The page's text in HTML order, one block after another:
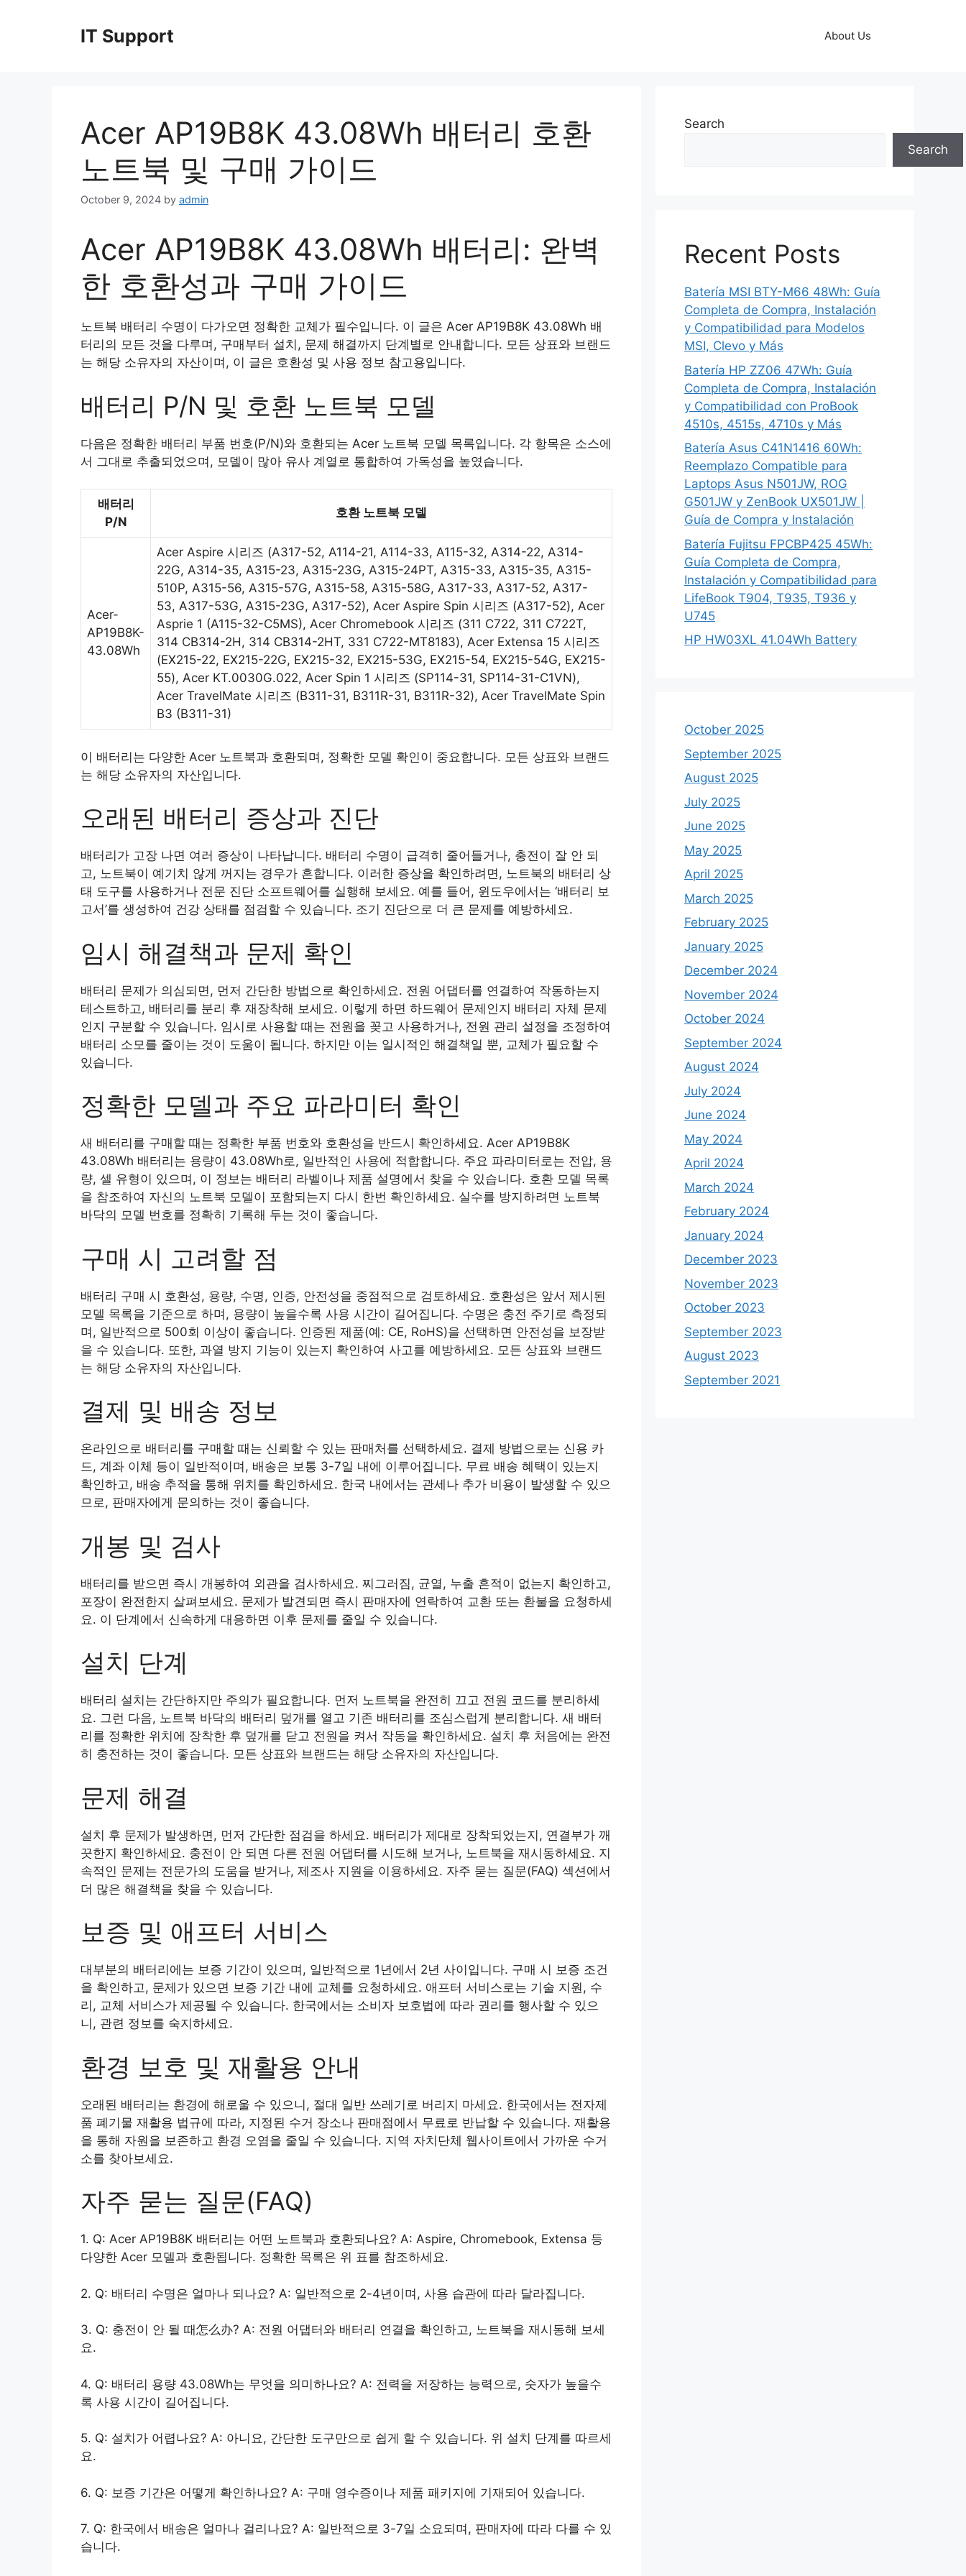
IT Support About Us
Acer AP19B8K 43.08Wh 배터리 호환
노트북 및 구매 가이드
October 9, 2024 by admin
Acer AP19B8K 43.08Wh 배터리: 완벽
한 호환성과 구매 가이드
노트북 배터리 수명이 다가오면 정확한 교체가 필수입니다. 이 글은 Acer AP19B8K 43.08Wh 배
터리의 모든 것을 다루며, 구매부터 설치, 문제 해결까지 단계별로 안내합니다. 모든 상표와 브랜드
는 해당 소유자의 자산이며, 이 글은 호환성 및 사용 정보 참고용입니다.
배터리 P/N 및 호환 노트북 모델
다음은 정확한 배터리 부품 번호(P/N)와 호환되는 Acer 노트북 모델 목록입니다. 각 항목은 소스에
서 그대로 추출되었으며, 모델이 많아 유사 계열로 통합하여 가독성을 높였습니다.
배터리
P/N
호환 노트북 모델
Acer-
AP19B8K-
43.08Wh
Acer Aspire 시리즈 (A317-52, A114-21, A114-33, A115-32, A314-22, A314-
22G, A314-35, A315-23, A315-23G, A315-24PT, A315-33, A315-35, A315-
510P, A315-56, A315-57G, A315-58, A315-58G, A317-33, A317-52, A317-
53, A317-53G, A315-23G, A317-52), Acer Aspire Spin 시리즈 (A317-52), Acer
Asprie 1 (A115-32-C5MS), Acer Chromebook 시리즈 (311 C722, 311 C722T,
314 CB314-2H, 314 CB314-2HT, 331 C722-MT8183), Acer Extensa 15 시리즈
(EX215-22, EX215-22G, EX215-32, EX215-53G, EX215-54, EX215-54G, EX215-
55), Acer KT.0030G.022, Acer Spin 1 시리즈 (SP114-31, SP114-31-C1VN),
Acer TravelMate 시리즈 (B311-31, B311R-31, B311R-32), Acer TravelMate Spin
B3 (B311-31)
이 배터리는 다양한 Acer 노트북과 호환되며, 정확한 모델 확인이 중요합니다. 모든 상표와 브랜드
는 해당 소유자의 자산입니다.
오래된 배터리 증상과 진단
배터리가 고장 나면 여러 증상이 나타납니다. 배터리 수명이 급격히 줄어들거나, 충전이 잘 안 되
고, 노트북이 예기치 않게 꺼지는 경우가 흔합니다. 이러한 증상을 확인하려면, 노트북의 배터리 상
태 도구를 사용하거나 전문 진단 소프트웨어를 실행해 보세요. 예를 들어, 윈도우에서는 ‘배터리 보
고서’를 생성하여 건강 상태를 점검할 수 있습니다. 조기 진단으로 더 큰 문제를 예방하세요.
임시 해결책과 문제 확인
배터리 문제가 의심되면, 먼저 간단한 방법으로 확인하세요. 전원 어댑터를 연결하여 작동하는지
테스트하고, 배터리를 분리 후 재장착해 보세요. 이렇게 하면 하드웨어 문제인지 배터리 자체 문제
인지 구분할 수 있습니다. 임시로 사용할 때는 전원을 꽂고 사용하거나, 전원 관리 설정을 조정하여
배터리 소모를 줄이는 것이 도움이 됩니다. 하지만 이는 일시적인 해결책일 뿐, 교체가 필요할 수
있습니다.
정확한 모델과 주요 파라미터 확인
새 배터리를 구매할 때는 정확한 부품 번호와 호환성을 반드시 확인하세요. Acer AP19B8K
43.08Wh 배터리는 용량이 43.08Wh로, 일반적인 사용에 적합합니다. 주요 파라미터로는 전압, 용
량, 셀 유형이 있으며, 이 정보는 배터리 라벨이나 제품 설명에서 찾을 수 있습니다. 호환 모델 목록
을 참조하여 자신의 노트북 모델이 포함되는지 다시 한번 확인하세요. 실수를 방지하려면 노트북
바닥의 모델 번호를 정확히 기록해 두는 것이 좋습니다.
구매 시 고려할 점
배터리 구매 시 호환성, 용량, 수명, 인증, 안전성을 중점적으로 검토하세요. 호환성은 앞서 제시된
모델 목록을 기준으로 하며, 용량이 높을수록 사용 시간이 길어집니다. 수명은 충전 주기로 측정되
며, 일반적으로 500회 이상이 좋습니다. 인증된 제품(예: CE, RoHS)을 선택하면 안전성을 보장받
을 수 있습니다. 또한, 과열 방지 기능이 있는지 확인하여 사고를 예방하세요. 모든 상표와 브랜드
는 해당 소유자의 자산입니다.
결제 및 배송 정보
온라인으로 배터리를 구매할 때는 신뢰할 수 있는 판매처를 선택하세요. 결제 방법으로는 신용 카
드, 계좌 이체 등이 일반적이며, 배송은 보통 3-7일 내에 이루어집니다. 무료 배송 혜택이 있는지
확인하고, 배송 추적을 통해 위치를 확인하세요. 한국 내에서는 관세나 추가 비용이 발생할 수 있으
므로, 판매자에게 문의하는 것이 좋습니다.
개봉 및 검사
배터리를 받으면 즉시 개봉하여 외관을 검사하세요. 찌그러짐, 균열, 누출 흔적이 없는지 확인하고,
포장이 완전한지 살펴보세요. 문제가 발견되면 즉시 판매자에 연락하여 교환 또는 환불을 요청하세
요. 이 단계에서 신속하게 대응하면 이후 문제를 줄일 수 있습니다.
설치 단계
배터리 설치는 간단하지만 주의가 필요합니다. 먼저 노트북을 완전히 끄고 전원 코드를 분리하세
요. 그런 다음, 노트북 바닥의 배터리 덮개를 열고 기존 배터리를 조심스럽게 분리합니다. 새 배터
리를 정확한 위치에 장착한 후 덮개를 닫고 전원을 켜서 작동을 확인하세요. 설치 후 처음에는 완전
히 충전하는 것이 좋습니다. 모든 상표와 브랜드는 해당 소유자의 자산입니다.
문제 해결
설치 후 문제가 발생하면, 먼저 간단한 점검을 하세요. 배터리가 제대로 장착되었는지, 연결부가 깨
끗한지 확인하세요. 충전이 안 되면 다른 전원 어댑터를 시도해 보거나, 노트북을 재시동하세요. 지
속적인 문제는 전문가의 도움을 받거나, 제조사 지원을 이용하세요. 자주 묻는 질문(FAQ) 섹션에서
더 많은 해결책을 찾을 수 있습니다.
보증 및 애프터 서비스
대부분의 배터리에는 보증 기간이 있으며, 일반적으로 1년에서 2년 사이입니다. 구매 시 보증 조건
을 확인하고, 문제가 있으면 보증 기간 내에 교체를 요청하세요. 애프터 서비스로는 기술 지원, 수
리, 교체 서비스가 제공될 수 있습니다. 한국에서는 소비자 보호법에 따라 권리를 행사할 수 있으
니, 관련 정보를 숙지하세요.
환경 보호 및 재활용 안내
오래된 배터리는 환경에 해로울 수 있으니, 절대 일반 쓰레기로 버리지 마세요. 한국에서는 전자제
품 폐기물 재활용 법규에 따라, 지정된 수거 장소나 판매점에서 무료로 반납할 수 있습니다. 재활용
을 통해 자원을 보존하고 환경 오염을 줄일 수 있습니다. 지역 자치단체 웹사이트에서 가까운 수거
소를 찾아보세요.
자주 묻는 질문(FAQ)
1. Q: Acer AP19B8K 배터리는 어떤 노트북과 호환되나요? A: Aspire, Chromebook, Extensa 등
다양한 Acer 모델과 호환됩니다. 정확한 목록은 위 표를 참조하세요.
2. Q: 배터리 수명은 얼마나 되나요? A: 일반적으로 2-4년이며, 사용 습관에 따라 달라집니다.
3. Q: 충전이 안 될 때怎么办? A: 전원 어댑터와 배터리 연결을 확인하고, 노트북을 재시동해 보세
요.
4. Q: 배터리 용량 43.08Wh는 무엇을 의미하나요? A: 전력을 저장하는 능력으로, 숫자가 높을수
록 사용 시간이 길어집니다.
5. Q: 설치가 어렵나요? A: 아니요, 간단한 도구만으로 쉽게 할 수 있습니다. 위 설치 단계를 따르세
요.
6. Q: 보증 기간은 어떻게 확인하나요? A: 구매 영수증이나 제품 패키지에 기재되어 있습니다.
7. Q: 한국에서 배송은 얼마나 걸리나요? A: 일반적으로 3-7일 소요되며, 판매자에 따라 다를 수 있
습니다.
Search
Search
Recent Posts
Batería MSI BTY-M66 48Wh: Guía
Completa de Compra, Instalación
y Compatibilidad para Modelos
MSI, Clevo y Más
Batería HP ZZ06 47Wh: Guía
Completa de Compra, Instalación
y Compatibilidad con ProBook
4510s, 4515s, 4710s y Más
Batería Asus C41N1416 60Wh:
Reemplazo Compatible para
Laptops Asus N501JW, ROG
G501JW y ZenBook UX501JW |
Guía de Compra y Instalación
Batería Fujitsu FPCBP425 45Wh:
Guía Completa de Compra,
Instalación y Compatibilidad para
LifeBook T904, T935, T936 y
U745
HP HW03XL 41.04Wh Battery
October 2025
September 2025
August 2025
July 2025
June 2025
May 2025
April 2025
March 2025
February 2025
January 2025
December 2024
November 2024
October 2024
September 2024
August 2024
July 2024
June 2024
May 2024
April 2024
March 2024
February 2024
January 2024
December 2023
November 2023
October 2023
September 2023
August 2023
September 2021